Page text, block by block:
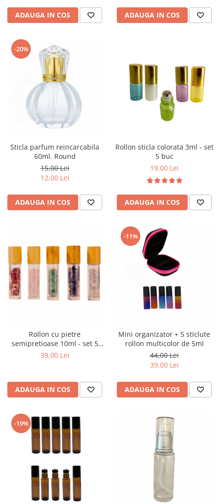
ADAUGA IN COS ADAUGA IN COS
-20%
Sticla parfum reincarcabila
60ml. Round
15,00 Lei
12,00 Lei
ADAUGA IN COS
Rollon sticla colorata 3ml - set
5 buc
19,00 Lei
ADAUGA IN COS
Rollon cu pietre
semipretioase 10ml - set 5
buc
39,00 Lei
ADAUGA IN COS
-11%
Mini organizator + 5 sticlute
rollon multicolor de 5ml
44,00 Lei
39,00 Lei
ADAUGA IN COS
-19%